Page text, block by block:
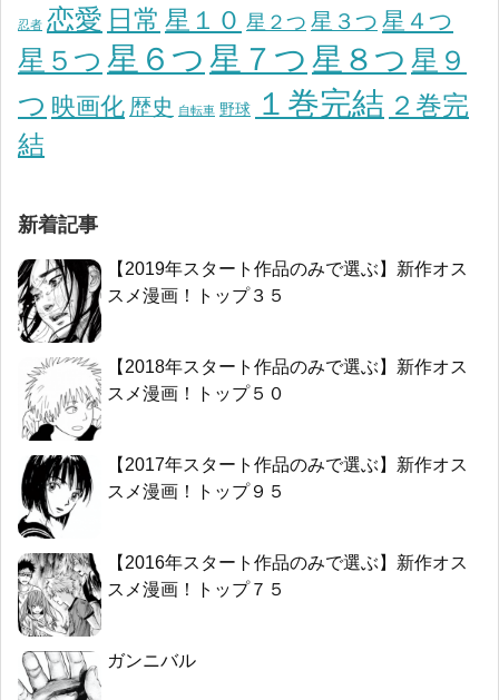
忍者 恋愛 日常 星１０ 星２つ 星３つ 星４つ
星５つ 星６つ 星７つ 星８つ 星９
つ 映画化 歴史 自転車 野球 １巻完結 ２巻完
結
新着記事
【2019年スタート作品のみで選ぶ】新作オス
スメ漫画！トップ３５
【2018年スタート作品のみで選ぶ】新作オス
スメ漫画！トップ５０
【2017年スタート作品のみで選ぶ】新作オス
スメ漫画！トップ９５
【2016年スタート作品のみで選ぶ】新作オス
スメ漫画！トップ７５
ガンニバル